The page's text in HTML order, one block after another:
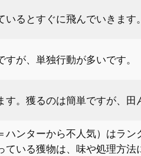
るとすぐに飛んでいきます
が、単独行動が多いです。
。獲るのは簡単ですが、田
ハンターから不人気）はラ
いる獲物は、味や処理方法